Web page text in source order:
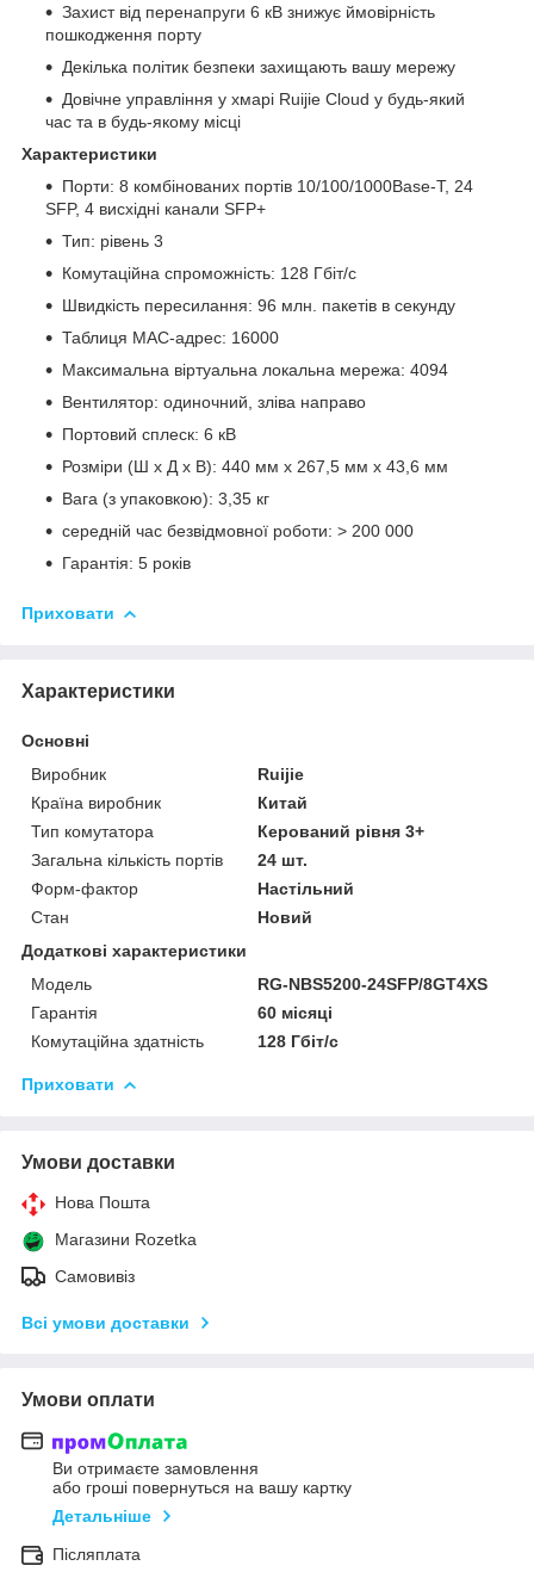
Захист від перенапруги 6 кВ знижує ймовірність
пошкодження порту
Декілька політик безпеки захищають вашу мережу
Довічне управління у хмарі Ruijie Cloud у будь-який
час та в будь-якому місці
Характеристики
Порти: 8 комбінованих портів 10/100/1000Base-T, 24
SFP, 4 висхідні канали SFP+
Тип: рівень 3
Комутаційна спроможність: 128 Гбіт/с
Швидкість пересилання: 96 млн. пакетів в секунду
Таблиця MAC-адрес: 16000
Максимальна віртуальна локальна мережа: 4094
Вентилятор: одиночний, зліва направо
Портовий сплеск: 6 кВ
Розміри (Ш х Д х В): 440 мм х 267,5 мм х 43,6 мм
Вага (з упаковкою): 3,35 кг
середній час безвідмовної роботи: > 200 000
Гарантія: 5 років
Приховати
Характеристики
Основні
Виробник
Ruijie
Країна виробник
Китай
Тип комутатора
Керований рівня 3+
Загальна кількість портів
24 шт.
Форм-фактор
Настільний
Стан
Новий
Додаткові характеристики
Модель
RG-NBS5200-24SFP/8GT4XS
Гарантія
60 місяці
Комутаційна здатність
128 Гбіт/с
Приховати
Умови доставки
Нова Пошта
Магазини Rozetka
Самовивіз
Всі умови доставки
Умови оплати
Ви отримаєте замовлення
або гроші повернуться на вашу картку
Детальніше
Післяплата